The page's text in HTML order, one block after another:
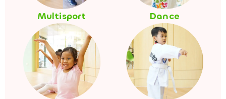
Multisport Dance